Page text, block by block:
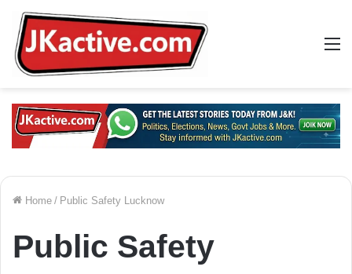
Home / Public Safety Lucknow
Public Safety